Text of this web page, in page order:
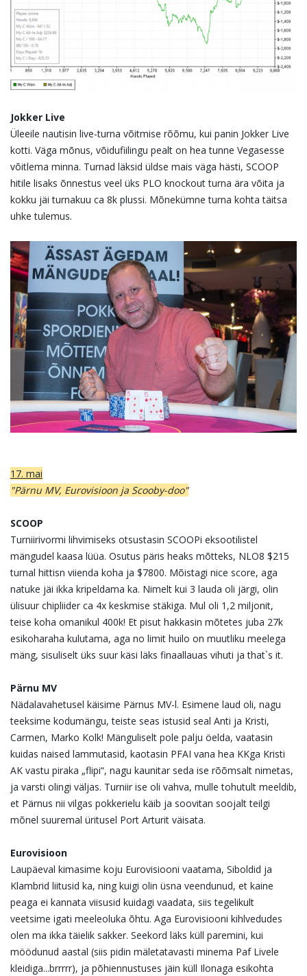
Jokker Live
Üleeile nautisin live-turna võitmise rõõmu, kui panin Jokker Live
kotti. Väga mõnus, võidufiilingu pealt on hea tunne Vegasesse
võitlema minna. Turnad läksid üldse mais väga hästi, SCOOP
hitile lisaks õnnestus veel üks PLO knockout turna ära võita ja
kokku jäi turnakuu ca 8k plussi. Mõnekümne turna kohta täitsa
uhke tulemus.
17. mai
"Pärnu MV, Eurovisioon ja Scooby-doo"
SCOOP
Turniirivormi lihvimiseks otsustasin SCOOPi eksootilistel
mängudel kaasa lüüa. Osutus päris heaks mõtteks, NLO8 $215
turnal hittisn viienda koha ja $7800. Mõistagi nice score, aga
natuke jäi ikka kripeldama ka. Nimelt kui 3 lauda oli järgi, olin
ülisuur chipliider ca 4x keskmise stäkiga. Mul oli 1,2 miljonit,
teise koha omanikul 400k! Et pisut hakkasin mõtetes juba 27k
esikoharaha kulutama, aga no limit huilo on muutliku meelega
mäng, sisuliselt üks suur käsi läks finaallauas vihuti ja that`s it.
Pärnu MV
Nädalavahetusel käisime Pärnus MV-l. Esimene laud oli, nagu
teeksime kodumängu, teiste seas istusid seal Anti ja Kristi,
Carmen, Marko Kolk! Mänguliselt pole palju öelda, vaatasin
kuidas naised lammutasid, kaotasin PFAI vana hea KKga Kristi
AK vastu piraka „flipi“, nagu kaunitar seda ise rõõmsalt nimetas,
ja varsti olingi väljas. Turniir ise oli vahva, mulle tohutult meeldib,
et Pärnus nii vilgas pokkerielu käib ja soovitan soojalt teilgi
mõnel suuremal üritusel Port Arturit väisata.
Eurovisioon
Laupäeval kimasime koju Eurovisiooni vaatama, Siboldid ja
Klambrid liitusid ka, ning kuigi olin üsna veendunud, et kaine
peaga ei kannata viisusid kuidagi vaadata, siis tegelikult
veetsime igati meeleoluka õhtu. Aga Eurovisiooni kihlvedudes
olen ma ikka täielik sakker. Seekord läks küll paremini, kui
möödunud aastal (siis pidin mäletatavasti minema Paf Livele
kleidiga...brrrrr), ja põhiennustuses jäin küll Ilonaga esikohta